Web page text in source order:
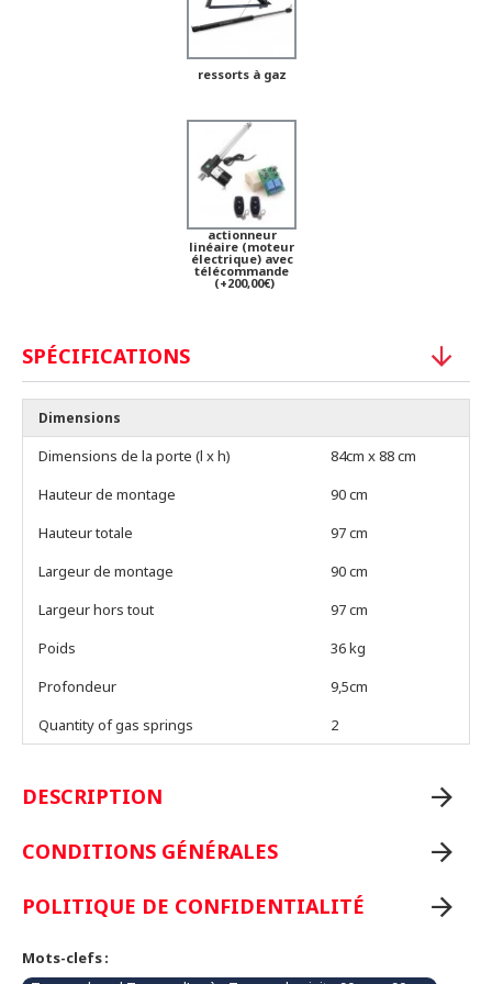
ressorts à gaz
actionneur
linéaire (moteur
électrique) avec
télécommande
(+200,00€)
SPÉCIFICATIONS
Dimensions
Dimensions de la porte (l x h)
84cm x 88 cm
Hauteur de montage
90 cm
Hauteur totale
97 cm
Largeur de montage
90 cm
Largeur hors tout
97 cm
Poids
36 kg
Profondeur
9,5cm
Quantity of gas springs
2
DESCRIPTION
CONDITIONS GÉNÉRALES
POLITIQUE DE CONFIDENTIALITÉ
Mots-clefs :